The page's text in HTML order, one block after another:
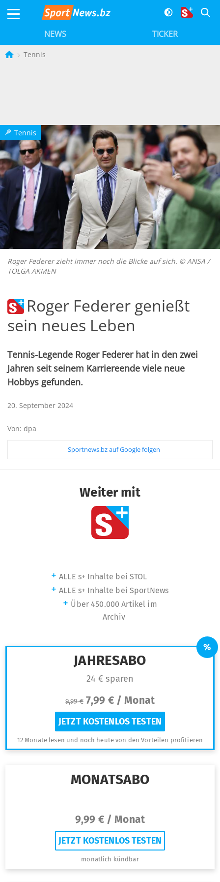
NEWS TICKER
Tennis
T Tennis
Roger Federer zieht immer noch die Blicke auf sich. © ANSA /
TOLGA AKMEN
Roger Federer genießt
sein neues Leben
Tennis-Legende Roger Federer hat in den zwei
Jahren seit seinem Karriereende viele neue
Hobbys gefunden.
20. September 2024
Von: dpa
Sportnews.bz auf Google folgen